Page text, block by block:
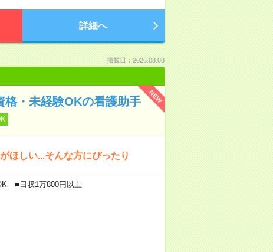
詳細へ
掲載日：2026.08.08
NEW
格・未経験OKの看護助手
ほしい...そんな方にぴったり
■日収1万800円以上